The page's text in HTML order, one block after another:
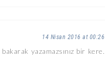
14 Nisan 2016 at 00:26
yazamazsınız bir kere.